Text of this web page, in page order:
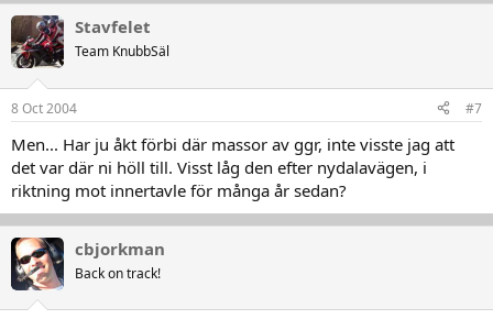
Stavfelet
Team KnubbSäl
8 Oct 2004 #7
Men... Har ju åkt förbi där massor av ggr, inte visste jag att
det var där ni höll till. Visst låg den efter nydalavägen, i
riktning mot innertavle för många år sedan?
cbjorkman
Back on track!